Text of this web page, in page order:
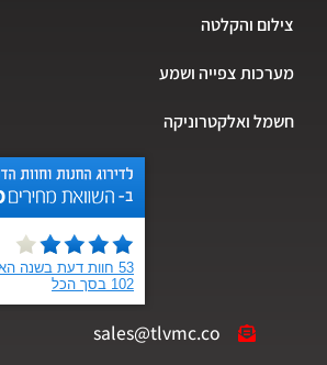
צילום והקלטה
מערכות צפייה ושמע
חשמל ואלקטרוניקה
sales@tlvmc.co